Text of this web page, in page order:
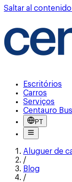
Saltar al
Escritórios
Carros
Serviços
Centauro
PT
Aluguer de
/
Blog
/